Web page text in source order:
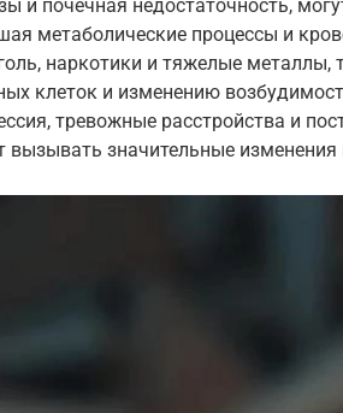
и почечная недостаточность,
метаболические процессы и
наркотики и тяжелые
клеток и изменению
тревожные расстройства и
вызывать значительные изменения